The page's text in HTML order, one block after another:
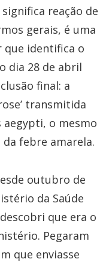
significa reação de
gerais, é uma
que identifica o
dia 28 de abril
final: a
transmitida
aegypti, o mesmo
da febre amarela.
outubro de
da Saúde
que era o
Pegaram
que enviasse